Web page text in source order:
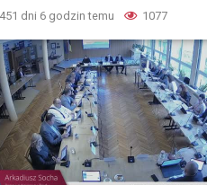
451 dni 6 godzin temu 1077